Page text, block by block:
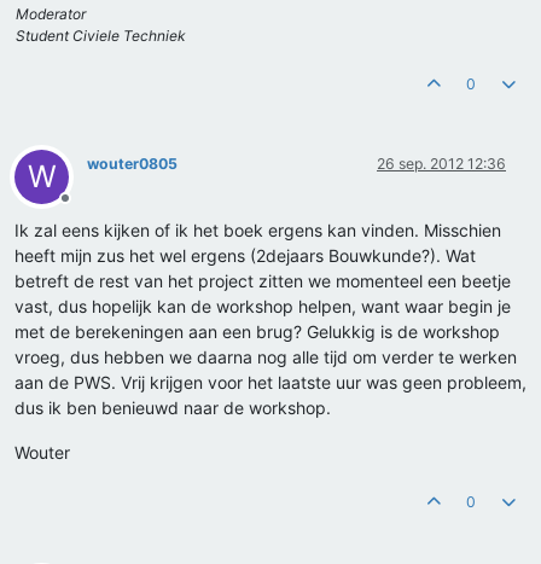
Moderator
Student Civiele Techniek
0
W
Offline
wouter0805 26 sep. 2012 12:36
Ik zal eens kijken of ik het boek ergens kan vinden. Misschien
heeft mijn zus het wel ergens (2dejaars Bouwkunde?). Wat
betreft de rest van het project zitten we momenteel een beetje
vast, dus hopelijk kan de workshop helpen, want waar begin je
met de berekeningen aan een brug? Gelukkig is de workshop
vroeg, dus hebben we daarna nog alle tijd om verder te werken
aan de PWS. Vrij krijgen voor het laatste uur was geen probleem,
dus ik ben benieuwd naar de workshop.
Wouter
0